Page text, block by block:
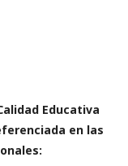
Educativa
en las